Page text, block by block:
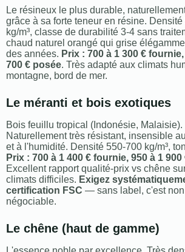
Le résineux le plus durable,
grâce à sa forte teneur en résine.
kg/m³, classe de durabilité 3-4 sans
chaud naturel orangé qui grise
des années. Prix : 700 à 1 300 €
700 € posée. Très adapté aux climats
montagne, bord de mer.
Le méranti et bois exotiques
Bois feuillu tropical (Indonésie, Malaisie).
Naturellement très résistant, insensible
et à l'humidité. Densité 550-700 kg/m³,
Prix : 700 à 1 400 € fournie, 950 à 1
Excellent rapport qualité-prix vs chêne
climats difficiles. Exigez
certification FSC — sans label, c'est non
négociable.
Le chêne (haut de gamme)